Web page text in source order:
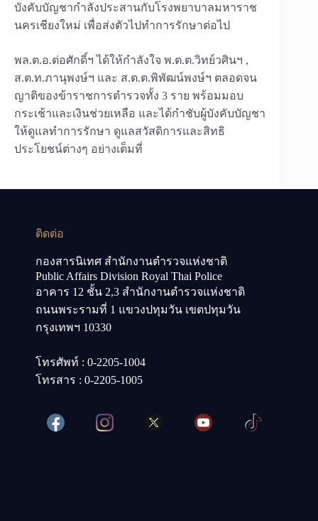
บังคับบัญชากำลังประสานกับโรงพยาบาลมหาราช
นครเชียงใหม่ เพื่อส่งตัวไปทำการรักษาต่อไป
พล.ต.อ.ต่อศักดิ์ฯ ได้ให้กำลังใจ พ.ต.ต.วิทย์วศินฯ ,
ส.ต.ท.ภานุพงษ์ฯ และ ส.ต.ต.พิพัฒน์พงษ์ฯ ตลอดจน
ญาติของข้าราชการตำรวจทั้ง 3 ราย พร้อมมอบ
กระเช้าและเงินช่วยเหลือ และได้กำชับผู้บังคับบัญชา
ให้ดูแลทำการรักษา ดูแลสวัสดิการและสิทธิ
ประโยชน์ต่างๆ อย่างเต็มที่
ติดต่อ
กองสารนิเทศ สำนักงานตำรวจแห่งชาติ
Public Affairs Division Royal Thai Police
อาคาร 12 ชั้น 2,3 สำนักงานตำรวจแห่งชาติ
ถนนพระรามที่ 1 แขวงปทุมวัน เขตปทุมวัน
กรุงเทพฯ 10330
โทรศัพท์ : 0-2205-1004
โทรสาร : 0-2205-1005